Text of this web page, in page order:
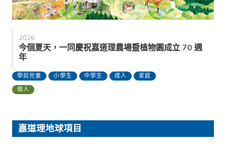
2026
今個夏天，一同慶祝嘉道理農場暨植物園成立 70 週
年
學前兒童 小學生 中學生 成人
家庭
個人
嘉道理地球項目